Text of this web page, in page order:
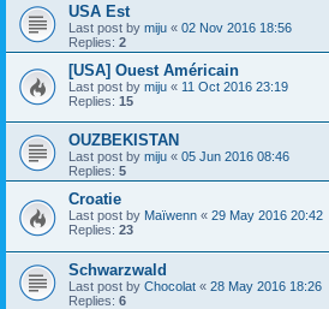
USA Est
Last post by miju « 02 Nov 2016 18:56
Replies: 2
[USA] Ouest Américain
Last post by miju « 11 Oct 2016 23:19
Replies: 15
OUZBEKISTAN
Last post by miju « 05 Jun 2016 08:46
Replies: 5
Croatie
Last post by Maïwenn « 29 May 2016 20:42
Replies: 23
Schwarzwald
Last post by Chocolat « 28 May 2016 18:26
Replies: 6